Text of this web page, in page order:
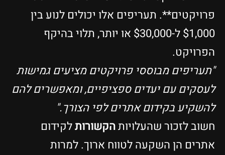
פרויקטים**. תעריפים אלו יכולים לנוע בין
$1,000 ל-$30,000 או יותר, תלוי בהיקף
הפרויקט.
"תעריפים מבוססי פרויקטים מציעים גמישות
לעסקים עם יעדים ספציפיים, ומאפשרים להם
להשקיע בקידום אתרים לפי הצורך."
חשוב לזכור שהעלויותהקשורותלקידום
אתרים הן השקעה לטווח ארוך. למרות